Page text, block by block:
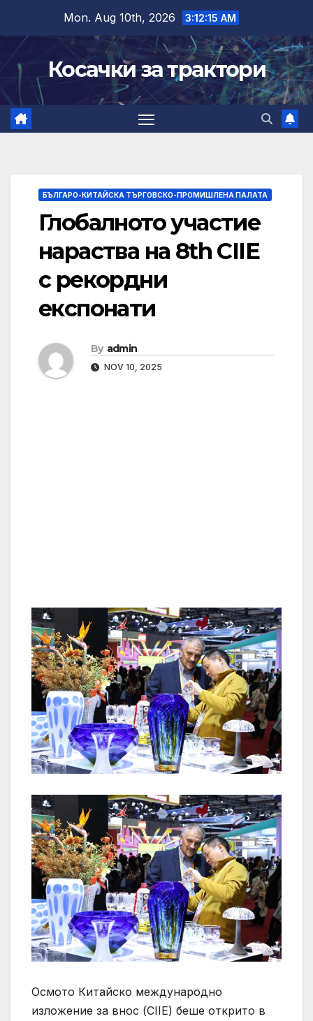
content
Mon. Aug 10th, 2026 3:12:16 AM
Косачки за трактори
БЪЛГАРО-КИТАЙСКА ТЪРГОВСКО-ПРОМИШЛЕНА ПАЛАТА
Глобалното участие
нараства на 8th CIIE
с рекордни
експонати
By admin
NOV 10, 2025
Осмото Китайско международно
изложение за внос (CIIE) беше открито в